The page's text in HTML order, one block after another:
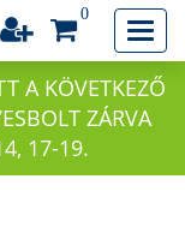
0
A KÖVETKEZŐ
ZÁRVA
17-19.